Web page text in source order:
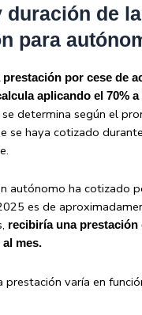
duración de la
para
prestación por cese de
aplicando el 70% a
se determina según el
se haya cotizado
autónomo ha cotizado
es de
recibiría una prestación
al mes.
prestación varía en